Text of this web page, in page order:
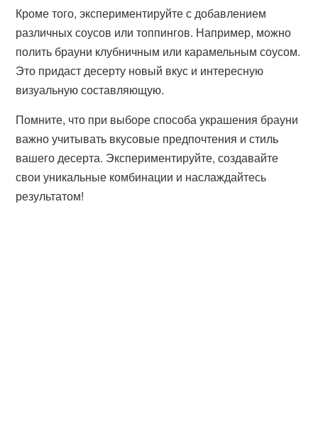
Кроме того, экспериментируйте с добавлением
различных соусов или топпингов. Например, можно
полить брауни клубничным или карамельным соусом.
Это придаст десерту новый вкус и интересную
визуальную составляющую.
Помните, что при выборе способа украшения брауни
важно учитывать вкусовые предпочтения и стиль
вашего десерта. Экспериментируйте, создавайте
свои уникальные комбинации и наслаждайтесь
результатом!